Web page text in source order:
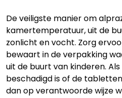
De veiligste manier om
kamertemperatuur, uit de
zonlicht en vocht. Zorg
bewaart in de verpakking
uit de buurt van kinderen.
beschadigd is of de
dan op verantwoorde wijze